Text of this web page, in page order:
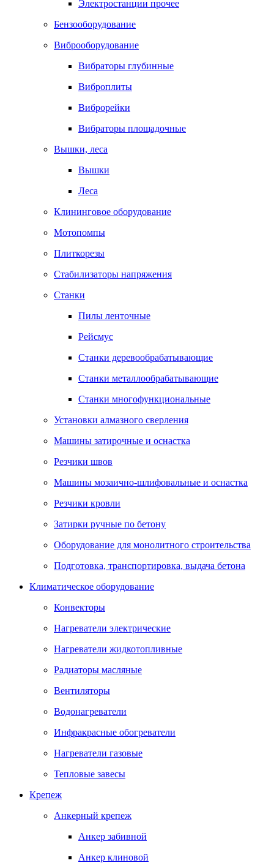
Электростанции прочее
Бензооборудование
Виброоборудование
Вибраторы глубинные
Виброплиты
Виброрейки
Вибраторы площадочные
Вышки, леса
Вышки
Леса
Клининговое оборудование
Мотопомпы
Плиткорезы
Стабилизаторы напряжения
Станки
Пилы ленточные
Рейсмус
Станки деревообрабатывающие
Станки металлообрабатывающие
Станки многофункциональные
Установки алмазного сверления
Машины затирочные и оснастка
Резчики швов
Машины мозаично-шлифовальные и оснастка
Резчики кровли
Затирки ручные по бетону
Оборудование для монолитного строительства
Подготовка, транспортировка, выдача бетона
Климатическое оборудование
Конвекторы
Нагреватели электрические
Нагреватели жидкотопливные
Радиаторы масляные
Вентиляторы
Водонагреватели
Инфракрасные обогреватели
Нагреватели газовые
Тепловые завесы
Крепеж
Анкерный крепеж
Анкер забивной
Анкер клиновой